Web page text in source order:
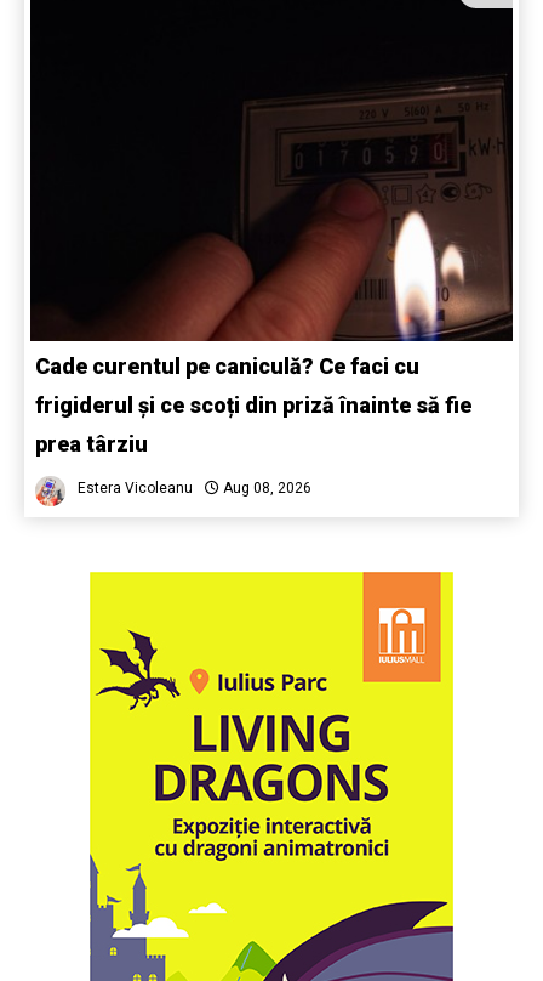
Cade curentul pe caniculă? Ce faci cu
frigiderul și ce scoți din priză înainte să fie
prea târziu
Estera Vicoleanu Aug 08, 2026